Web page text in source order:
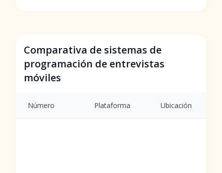
Comparativa de sistemas de
programación de entrevistas
móviles
Número Plataforma Ubicación